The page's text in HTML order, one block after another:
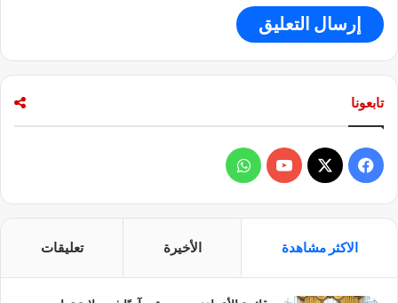
تابعونا
ي
X
Y
ا
الاكثر مشاهدة الأخيرة تعليقات